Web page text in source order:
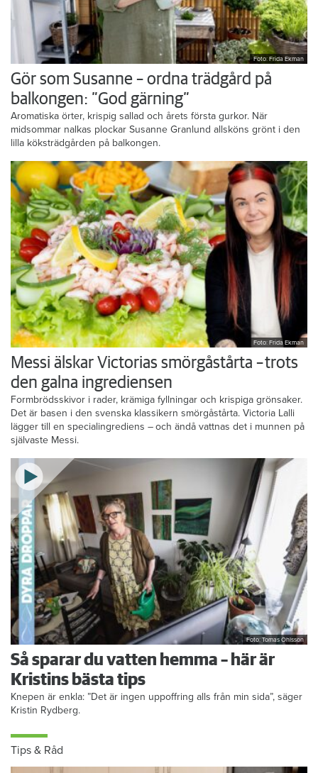
Foto: Frida Ekman
Gör som Susanne – ordna trädgård på
balkongen: ”God gärning”
Aromatiska örter, krispig sallad och årets första gurkor. När
midsommar nalkas plockar Susanne Granlund allsköns grönt i den
lilla köksträdgården på balkongen.
Foto: Frida Ekman
Messi älskar Victorias smörgåstårta – trots
den galna ingrediensen
Formbrödsskivor i rader, krämiga fyllningar och krispiga grönsaker.
Det är basen i den svenska klassikern smörgåstårta. Victoria Lalli
lägger till en specialingrediens – och ändå vattnas det i munnen på
självaste Messi.
Foto: Tomas Ohlsson
Så sparar du vatten hemma – här är
Kristins bästa tips
Knepen är enkla: ”Det är ingen uppoffring alls från min sida”, säger
Tips & Råd